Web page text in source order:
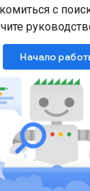
с
Начало